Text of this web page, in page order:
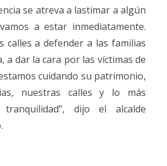
se atreva a lastimar a algún
a estar inmediatamente.
calles a defender a las familias
a dar la cara por las víctimas de
cuidando su patrimonio,
nuestras calles y lo más
dijo el alcalde